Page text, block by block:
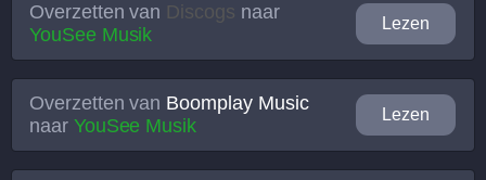
Overzetten van Discogs naar
YouSee Musik
Lezen
Overzetten van Boomplay Music
naar YouSee Musik
Lezen